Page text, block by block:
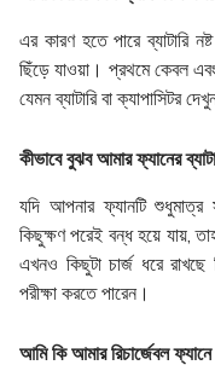
এর কারণ হতে পারে ব্যাটারি
ছিঁড়ে যাওয়া। প্রথমে কেবল
যেমন ব্যাটারি বা ক্যাপাসিটর
কীভাবে বুঝব আমার ফ্যানের
যদি আপনার ফ্যানটি
কিছুক্ষণ পরেই বন্ধ হয়ে যায়,
এখনও কিছুটা চার্জ ধরে রাখছে
পরীক্ষা করতে পারেন।
আমি কি আমার রিচার্জেবল